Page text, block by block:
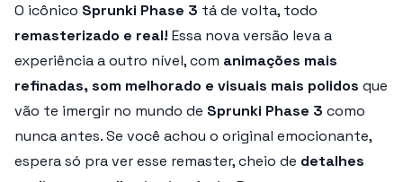
O icônico Sprunki Phase 3 tá de volta, todo
remasterizado e real! Essa nova versão leva a
experiência a outro nível, com animações mais
refinadas, som melhorado e visuais mais polidos que
vão te imergir no mundo de Sprunki Phase 3 como
nunca antes. Se você achou o original emocionante,
espera só pra ver esse remaster, cheio de detalhes